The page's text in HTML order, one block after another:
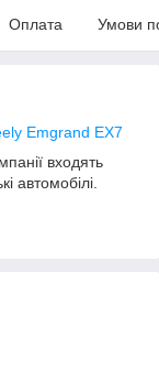
Оплата Умови
Emgrand EX7
входять
автомобілі.